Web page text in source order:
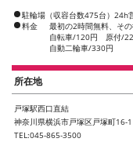
駐輪場（収容台数475台）24h
料金
最初の2時間無料、そ
自転車/120円 原付/
自動二輪車/330円
所在地
戸塚駅西口直結
神奈川県横浜市戸塚区戸塚町16-1
TEL:045-865-3500